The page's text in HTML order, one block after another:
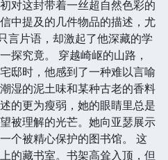
对这封带着一丝超自然色彩的
中提及的几件物品的描述，尤
言片语，却激起了他深藏的学
探究竟。 穿越崎岖的山路，
邸时，他感到了一种难以言喻
湿的泥土味和某种古老的香料
的更为瘦弱，她的眼睛里总是
被理解的光芒。她向亚瑟展示
个被精心保护的图书馆。 这
的藏书室。书架高耸入顶，但